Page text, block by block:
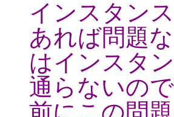
インスタン
あれば問題
はインスタ
通らないの